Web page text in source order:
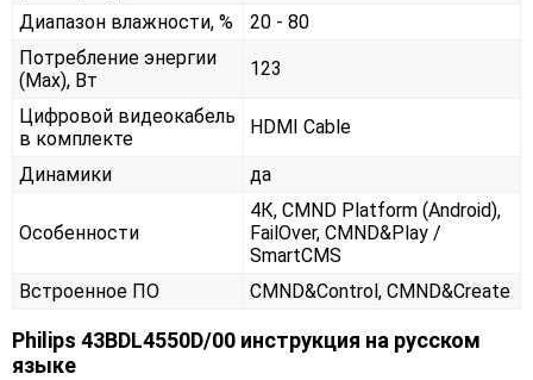
Диапазон влажности, %
20 - 80
Потребление энергии
(Max), Вт
123
Цифровой видеокабель
в комплекте
HDMI Cable
Динамики да
Особенности
4К, CMND Platform (Android),
FailOver, CMND&Play /
SmartCMS
Встроенное ПО
CMND&Control, CMND&Create
Philips 43BDL4550D/00 инструкция на русском
языке